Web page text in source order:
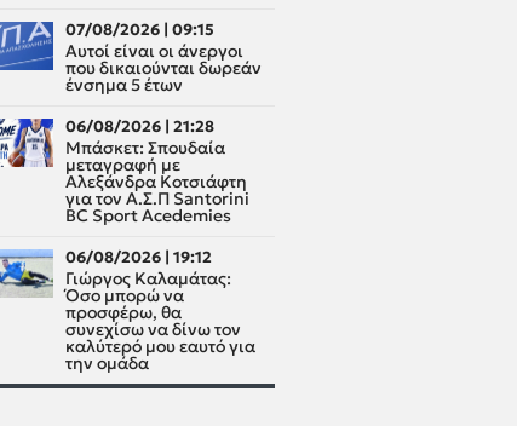
07/08/2026 | 09:15
Αυτοί είναι οι άνεργοι
που δικαιούνται δωρεάν
ένσημα 5 έτων
06/08/2026 | 21:28
Μπάσκετ: Σπουδαία
μεταγραφή με
Αλεξάνδρα Κοτσιάφτη
για τον A.Σ.Π Santorini
BC Sport Acedemies
06/08/2026 | 19:12
Γιώργος Καλαμάτας:
Όσο μπορώ να
προσφέρω, θα
συνεχίσω να δίνω τον
καλύτερό μου εαυτό για
την ομάδα